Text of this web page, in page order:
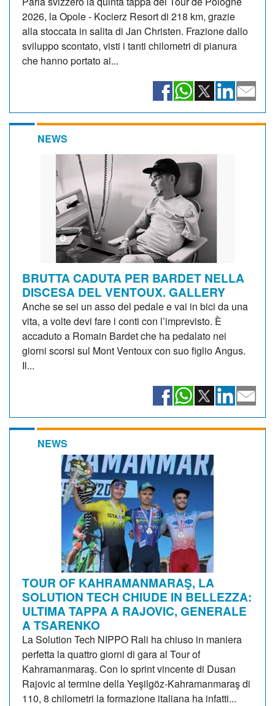
2026, la Opole - Kocierz Resort di 218 km, grazie
alla stoccata in salita di Jan Christen. Frazione dallo
sviluppo scontato, visti i tanti chilometri di pianura
che hanno portato ai...
NEWS
BRUTTA CADUTA PER BARDET NELLA
DISCESA DEL VENTOUX. GALLERY
Anche se sei un asso del pedale e vai in bici da una
vita, a volte devi fare i conti con l’imprevisto. È
accaduto a Romain Bardet che ha pedalato nei
giorni scorsi sul Mont Ventoux con suo figlio Angus.
Il...
NEWS
TOUR OF KAHRAMANMARAŞ, LA
SOLUTION TECH CHIUDE IN BELLEZZA:
ULTIMA TAPPA A RAJOVIC, GENERALE
A TSARENKO
La Solution Tech NIPPO Rali ha chiuso in maniera
perfetta la quattro giorni di gara al Tour of
Kahramanmaraş. Con lo sprint vincente di Dusan
Rajovic al termine della Yeşilgöz-Kahramanmaraş di
110, 8 chilometri la formazione italiana ha infatti...